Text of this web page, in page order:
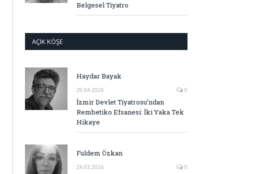
Belgesel Tiyatro
AÇIK KÖŞE
Haydar Bayak
29.04.2026 0
İzmir Devlet Tiyatrosu’ndan
Rembetiko Efsanesi: İki Yaka Tek
Hikaye
Fuldem Özkan
26.03.2026 0